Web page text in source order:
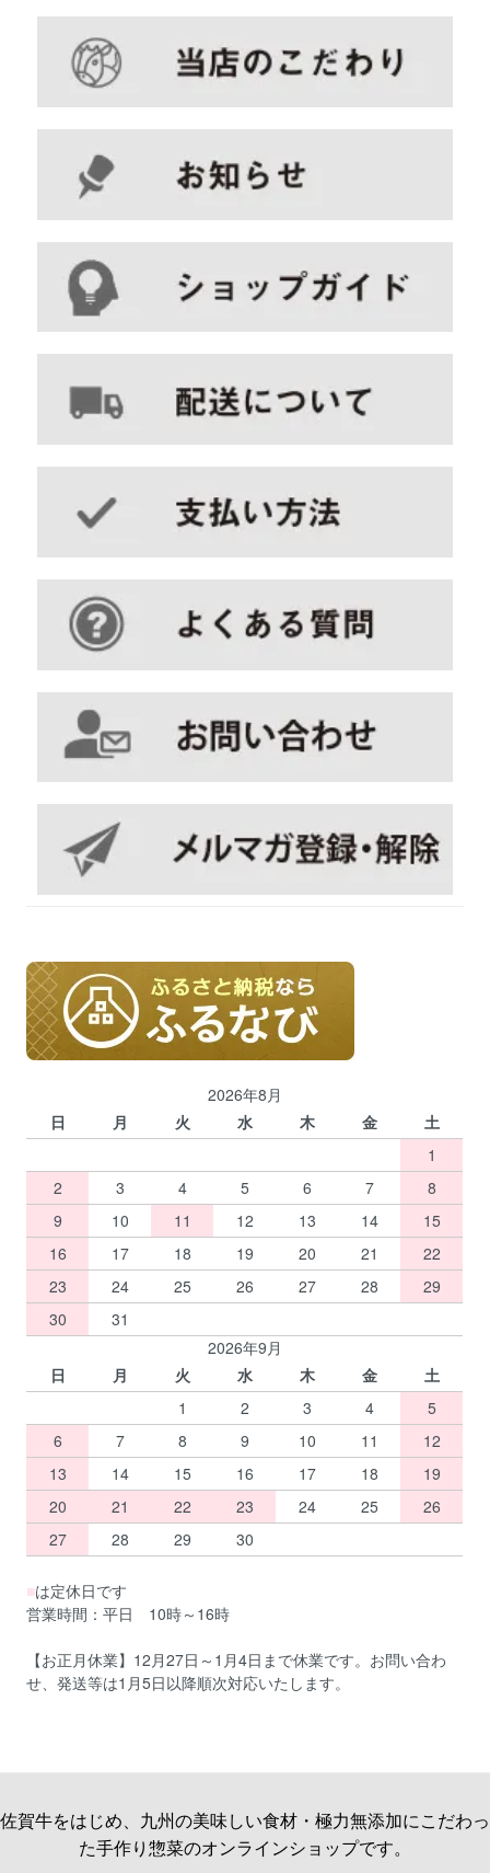
2026年8月
日
月 火 水 木 金
土
1
2
3 4 5 6 7
8
9
10 11 12 13 14
15
16
17 18 19 20 21
22
23
24 25 26 27 28
29
30
31
2026年9月
日
月 火 水 木 金
土
1
2 3 4
5
6
7 8 9 10 11
12
13
14 15 16 17 18
19
20
21 22 23 24 25
26
27
28 29 30
■は定休日です
営業時間：平日 10時～16時
【お正月休業】12月27日～1月4日まで休業です。お問い合わ
せ、発送等は1月5日以降順次対応いたします。
佐賀牛をはじめ、九州の美味しい食材・極力無添加にこだわっ
た手作り惣菜のオンラインショップです。